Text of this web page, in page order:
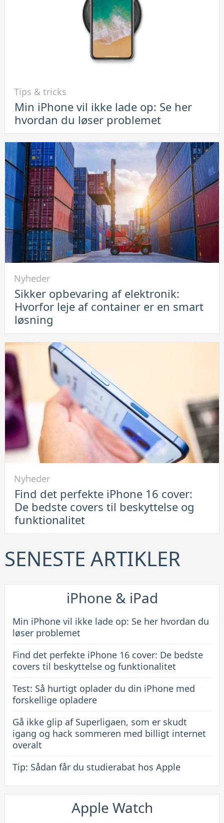
Min
iPhone
ikke
lade
op:
Se
her
hvordan
du
løser
problemet
Tips & tricks
Min iPhone vil ikke lade op: Se her
hvordan du løser problemet
Sikker
opbevaring
Hvorfor
leje
af
container
er
en
smart
løsning
Nyheder
Sikker opbevaring af elektronik:
Hvorfor leje af container er en smart
løsning
Find
det
perfekte
16
cover:
til
beskyttelse
funktionalitet
Nyheder
Find det perfekte iPhone 16 cover:
De bedste covers til beskyttelse og
funktionalitet
SENESTE ARTIKLER
iPhone & iPad
Min iPhone vil ikke lade op: Se her hvordan du
løser problemet
Find det perfekte iPhone 16 cover: De bedste
covers til beskyttelse og funktionalitet
Test: Så hurtigt oplader du din iPhone med
forskellige opladere
Gå ikke glip af Superligaen, som er skudt
igang og hack sommeren med billigt internet
overalt
Tip: Sådan får du studierabat hos Apple
Apple Watch